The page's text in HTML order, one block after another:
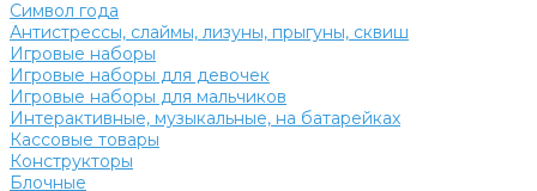
Символ года
Антистрессы, слаймы, лизуны, прыгуны, сквиш
Игровые наборы
Игровые наборы для девочек
Игровые наборы для мальчиков
Интерактивные, музыкальные, на батарейках
Кассовые товары
Конструкторы
Блочные